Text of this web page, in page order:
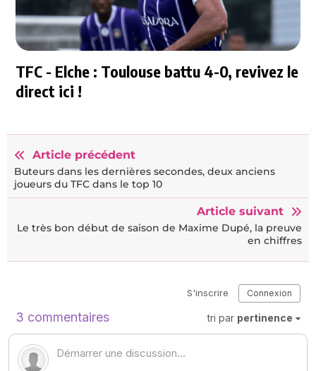
TFC - Elche : Toulouse battu 4-0, revivez le
direct ici !
Article précédent
Buteurs dans les dernières secondes, deux anciens
joueurs du TFC dans le top 10
Article suivant
Le très bon début de saison de Maxime Dupé, la preuve
en chiffres